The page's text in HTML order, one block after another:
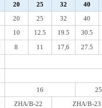
20 25 32 40
20 25 32 40
10 12.5 19.5 30.5
8 11 17,6 27.5
16 25
ZHA/B-22 ZHA/B-23